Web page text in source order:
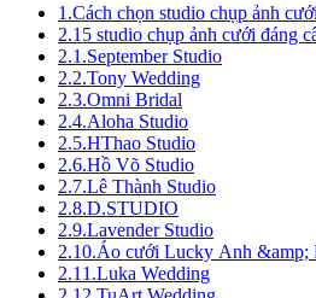
1.Cách chọn studio chụp ảnh
2.15 studio chụp ảnh cưới đáng
2.1.September Studio
2.2.Tony Wedding
2.3.Omni Bridal
2.4.Aloha Studio
2.5.HThao Studio
2.6.Hồ Võ Studio
2.7.Lê Thành Studio
2.8.D.STUDIO
2.9.Lavender Studio
2.10.Áo cưới Lucky Anh &amp;
2.11.Luka Wedding